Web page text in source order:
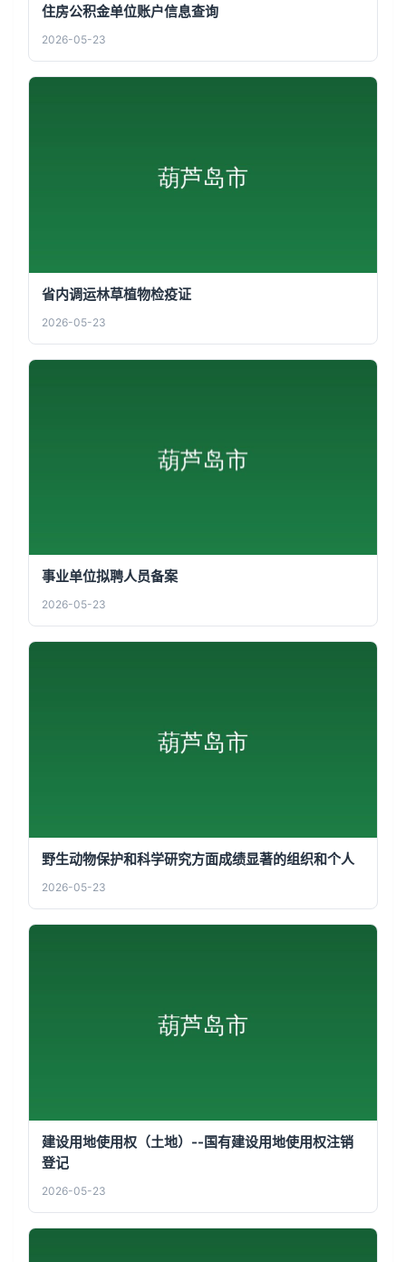
住房公积金单位账户信息查询
2026-05-23
省内调运林草植物检疫证
2026-05-23
事业单位拟聘人员备案
2026-05-23
野生动物保护和科学研究方面成绩显著的组织和个人
2026-05-23
建设用地使用权（土地）--国有建设用地使用权注销
登记
2026-05-23